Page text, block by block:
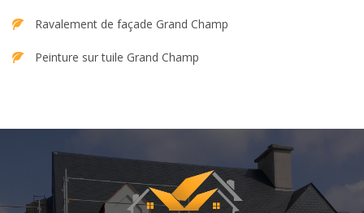
Ravalement de façade Grand Champ
Peinture sur tuile Grand Champ